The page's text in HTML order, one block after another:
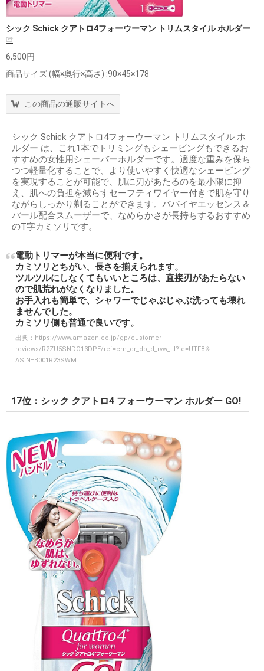
シック Schick クアトロ4フォーウーマン トリムスタイル ホルダー
6,500円
商品サイズ (幅×奥行×高さ) :90×45×178
この商品の通販サイトへ
シック Schick クアトロ4フォーウーマン トリムスタイル ホ
ルダー は、これ1本でトリミングもシェービングもできるお
すすめの女性用シェーバーホルダーです。適度な重みを保ち
つつ軽量化することで、より使いやすく快適なシェービング
を実現することが可能で、肌に刃があたるのを最小限に抑
え、肌への負担を減らすセーフティワイヤー付きで肌を守り
ながらしっかり剃ることができます。パパイヤエッセンス＆
パール配合スムーザーで、なめらかさが長持ちするおすすめ
のT字カミソリです。
電動トリマーが本当に便利です。
カミソリとちがい、長さを揃えられます。
ツルツルにしなくてもいいところは、直接刃があたらない
ので肌荒れがなくなりました。
お手入れも簡単で、シャワーでじゃぶじゃぶ洗っても壊れ
ませんでした。
カミソリ側も普通で良いです。
出典： https://www.amazon.co.jp/gp/customer-
reviews/R2ZU5SNDO13DPE/ref=cm_cr_dp_d_rvw_ttl?ie=UTF8＆
ASIN=B001R23SWM
17位：シック クアトロ4 フォーウーマン ホルダー GO!